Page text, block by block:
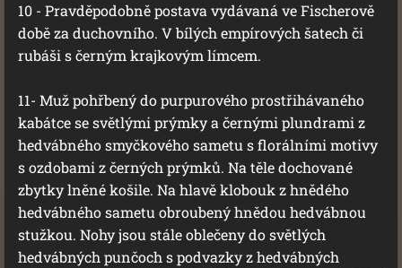
10 - Pravděpodobně postava vydávaná ve Fischerově
době za duchovního. V bílých empírových šatech či
rubáši s černým krajkovým límcem.
11- Muž pohřbený do purpurového prostřihávaného
kabátce se světlými prýmky a černými plundrami z
hedvábného smyčkového sametu s florálními motivy
s ozdobami z černých prýmků. Na těle dochované
zbytky lněné košile. Na hlavě klobouk z hnědého
hedvábného sametu obroubený hnědou hedvábnou
stužkou. Nohy jsou stále oblečeny do světlých
hedvábných punčoch s podvazky z hedvábných